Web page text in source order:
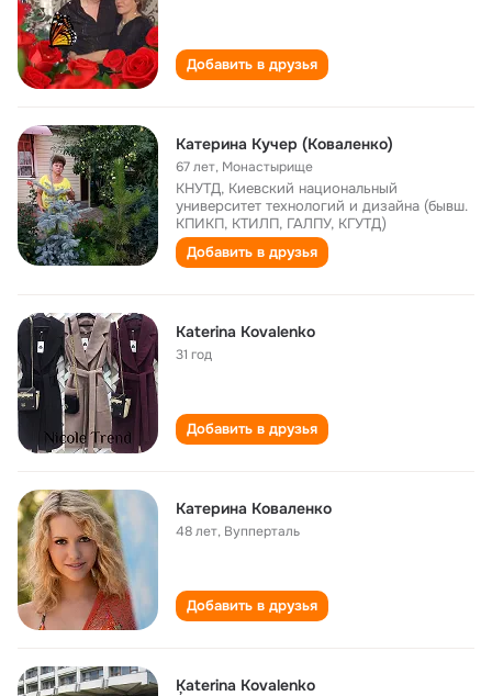
Добавить в друзья
Катерина Кучер (Коваленко)
67 лет, Монастырище
КНУТД, Киевский национальный
университет технологий и дизайна (бывш.
КПИКП, КТИЛП, ГАЛПУ, КГУТД)
Добавить в друзья
Katerina Kovalenko
31 год
Добавить в друзья
Катерина Коваленко
48 лет, Вупперталь
Добавить в друзья
Ķaterina Kovalenko